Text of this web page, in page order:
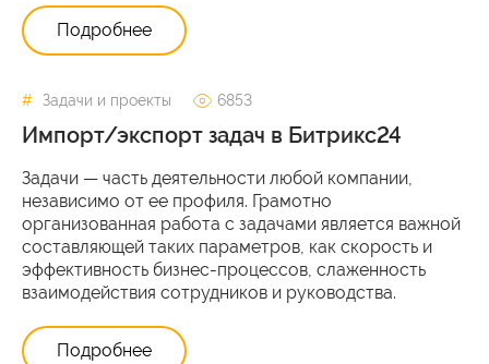
Подробнее
Задачи и проекты 6853
Импорт/экспорт задач в Битрикс24
Задачи — часть деятельности любой компании,
независимо от ее профиля. Грамотно
организованная работа с задачами является важной
составляющей таких параметров, как скорость и
эффективность бизнес-процессов, слаженность
взаимодействия сотрудников и руководства.
Подробнее